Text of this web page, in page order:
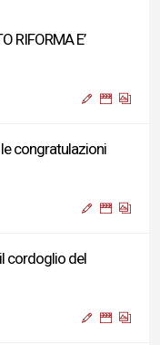
RIFORMA E’
le congratulazioni
cordoglio del